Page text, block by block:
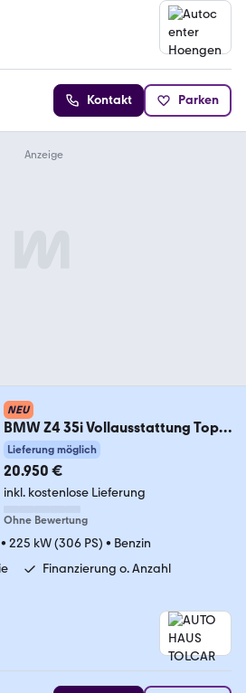
Kontakt Parken
NEU
BMW Z4 35i Vollausstattung Top
Zustand Garantie
Lieferung möglich
20.950 €
inkl. kostenlose Lieferung
Ohne Bewertung
• 225 kW (306 PS) • Benzin
Finanzierung o. Anzahl